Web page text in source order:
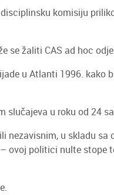
komisiju
se žaliti CAS ad hoc
u Atlanti 1996.
slučajeva u roku od 24
nezavisnim, u skladu
ovoj politici nulte